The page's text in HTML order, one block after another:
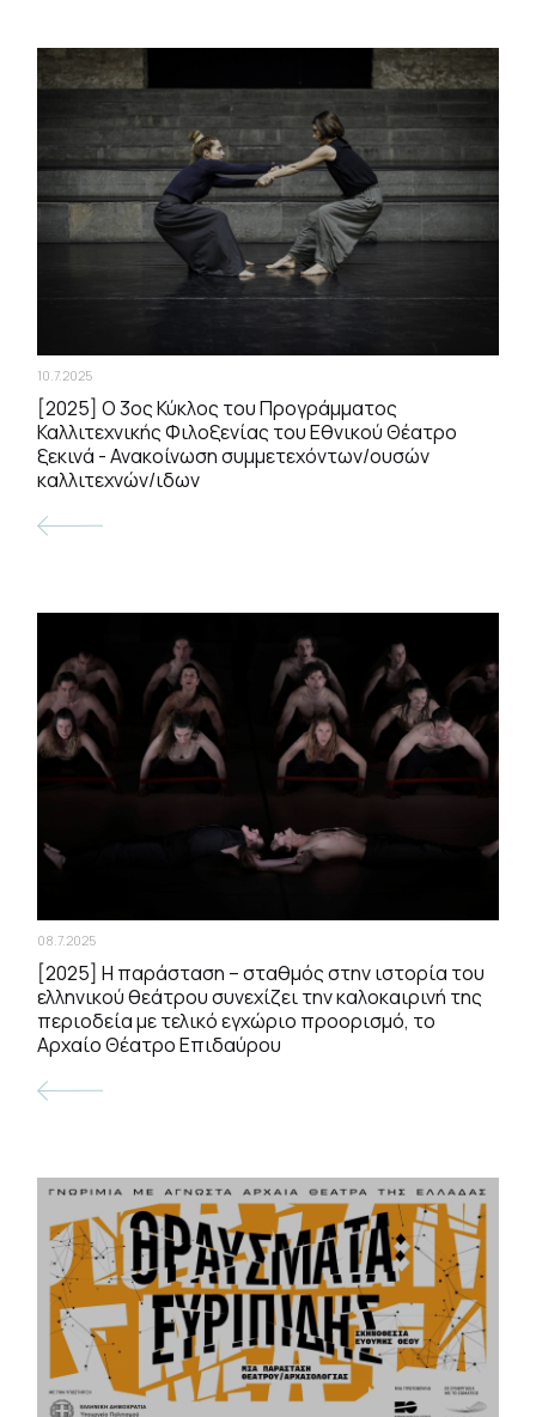
10.7.2025
[2025] Ο 3ος Κύκλος του Προγράμματος
Καλλιτεχνικής Φιλοξενίας του Εθνικού Θέατρο
ξεκινά - Ανακοίνωση συμμετεχόντων/ουσών
καλλιτεχνών/ιδων
08.7.2025
[2025] Η παράσταση – σταθμός στην ιστορία του
ελληνικού θεάτρου συνεχίζει την καλοκαιρινή της
περιοδεία με τελικό εγχώριο προορισμό, το
Αρχαίο Θέατρο Επιδαύρου